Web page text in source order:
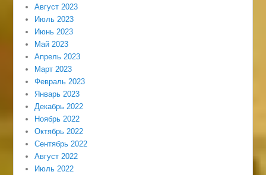
Август 2023
Июль 2023
Июнь 2023
Май 2023
Апрель 2023
Март 2023
Февраль 2023
Январь 2023
Декабрь 2022
Ноябрь 2022
Октябрь 2022
Сентябрь 2022
Август 2022
Июль 2022